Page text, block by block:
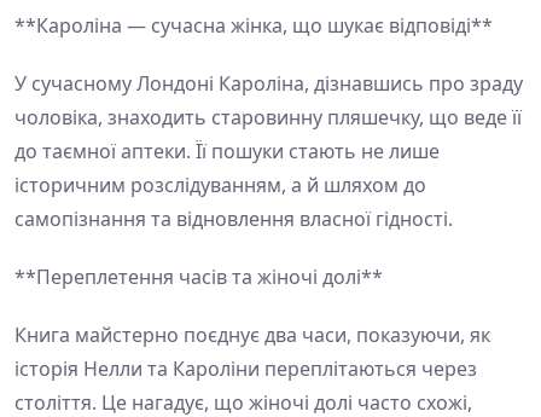
**Кароліна — сучасна жінка, що шукає відповіді**
У сучасному Лондоні Кароліна, дізнавшись про зраду
чоловіка, знаходить старовинну пляшечку, що веде її
до таємної аптеки. Її пошуки стають не лише
історичним розслідуванням, а й шляхом до
самопізнання та відновлення власної гідності.
**Переплетення часів та жіночі долі**
Книга майстерно поєднує два часи, показуючи, як
історія Нелли та Кароліни переплітаються через
століття. Це нагадує, що жіночі долі часто схожі,